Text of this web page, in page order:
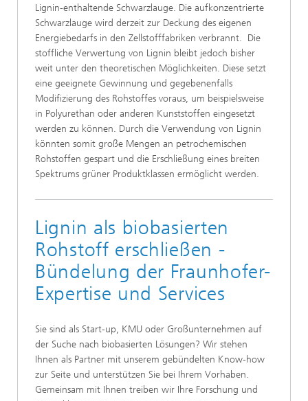
Lignin-enthaltende Schwarzlauge. Die aufkonzentrierte
Schwarzlauge wird derzeit zur Deckung des eigenen
Energiebedarfs in den Zellstofffabriken verbrannt. Die
stoffliche Verwertung von Lignin bleibt jedoch bisher
weit unter den theoretischen Möglichkeiten. Diese setzt
eine geeignete Gewinnung und gegebenenfalls
Modifizierung des Rohstoffes voraus, um beispielsweise
in Polyurethan oder anderen Kunststoffen eingesetzt
werden zu können. Durch die Verwendung von Lignin
könnten somit große Mengen an petrochemischen
Rohstoffen gespart und die Erschließung eines breiten
Spektrums grüner Produktklassen ermöglicht werden.
Lignin als biobasierten
Rohstoff erschließen -
Bündelung der Fraunhofer-
Expertise und Services
Sie sind als Start-up, KMU oder Großunternehmen auf
der Suche nach biobasierten Lösungen? Wir stehen
Ihnen als Partner mit unserem gebündelten Know-how
zur Seite und unterstützen Sie bei Ihrem Vorhaben.
Gemeinsam mit Ihnen treiben wir Ihre Forschung und